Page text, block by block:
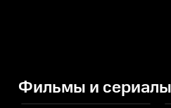
Фильмы и сериалы